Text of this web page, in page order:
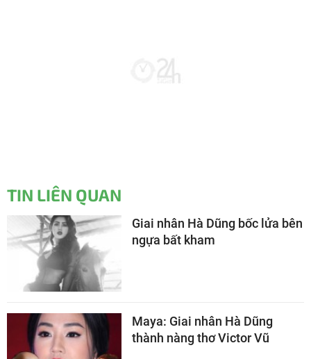
TIN LIÊN QUAN
Giai nhân Hà Dũng bốc lửa bên
ngựa bất kham
Maya: Giai nhân Hà Dũng
thành nàng thơ Victor Vũ